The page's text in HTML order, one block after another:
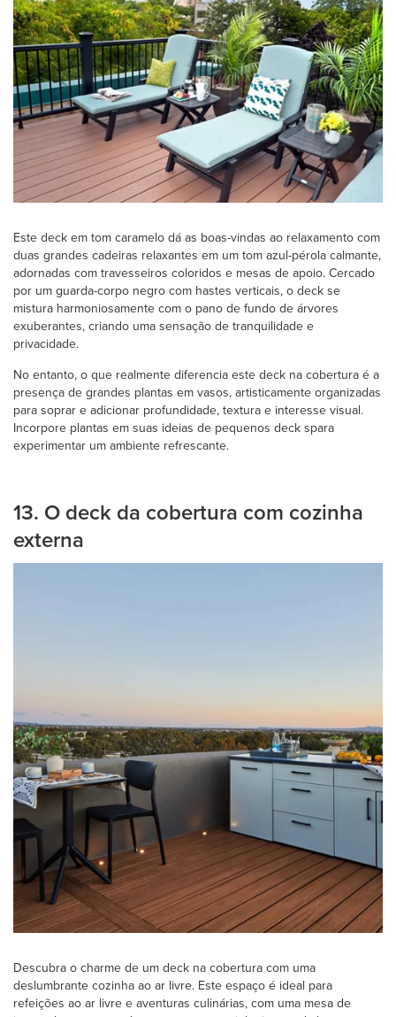
Este deck em tom caramelo dá as boas-vindas ao relaxamento com
duas grandes cadeiras relaxantes em um tom azul-pérola calmante,
adornadas com travesseiros coloridos e mesas de apoio. Cercado
por um guarda-corpo negro com hastes verticais, o deck se
mistura harmoniosamente com o pano de fundo de árvores
exuberantes, criando uma sensação de tranquilidade e
privacidade.
No entanto, o que realmente diferencia este deck na cobertura é a
presença de grandes plantas em vasos, artisticamente organizadas
para soprar e adicionar profundidade, textura e interesse visual.
Incorpore plantas em suas ideias de pequenos deck spara
experimentar um ambiente refrescante.
13. O deck da cobertura com cozinha
externa
Descubra o charme de um deck na cobertura com uma
deslumbrante cozinha ao ar livre. Este espaço é ideal para
refeições ao ar livre e aventuras culinárias, com uma mesa de